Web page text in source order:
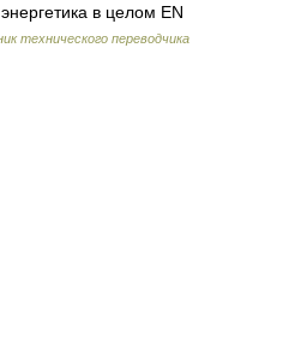
в целом EN
технического переводчика